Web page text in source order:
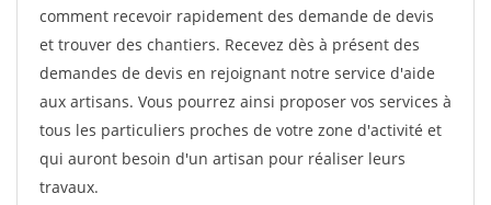
comment recevoir rapidement des demande de devis
et trouver des chantiers. Recevez dès à présent des
demandes de devis en rejoignant notre service d'aide
aux artisans. Vous pourrez ainsi proposer vos services à
tous les particuliers proches de votre zone d'activité et
qui auront besoin d'un artisan pour réaliser leurs
travaux.